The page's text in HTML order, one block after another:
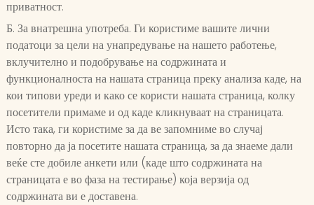
приватност.
Б. За внатрешна употреба. Ги користиме вашите лични
податоци за цели на унапредување на нашето работење,
вклучително и подобрување на содржината и
функционалноста на нашата страница преку анализа каде, на
кои типови уреди и како се користи нашата страница, колку
посетители примаме и од каде кликнуваат на страницата.
Исто така, ги користиме за да ве запомниме во случај
повторно да ја посетите нашата страница, за да знаеме дали
веќе сте добиле анкети или (каде што содржината на
страницата е во фаза на тестирање) која верзија од
содржината ви е доставена.